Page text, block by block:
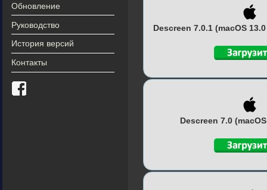
Обновление
Руководство
История версий
Контакты
Descreen 7.0.1 (macOS
Descreen 7.0